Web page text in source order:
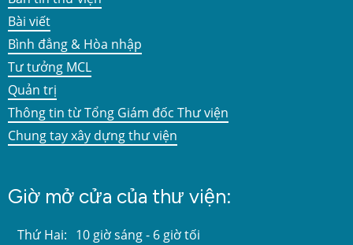
Bài viết
Bình đẳng & Hòa nhập
Tư tưởng MCL
Quản trị
Thông tin từ Tổng Giám đốc Thư viện
Chung tay xây dựng thư viện
Giờ mở cửa của thư viện:
Thứ Hai: 10 giờ sáng - 6 giờ tối